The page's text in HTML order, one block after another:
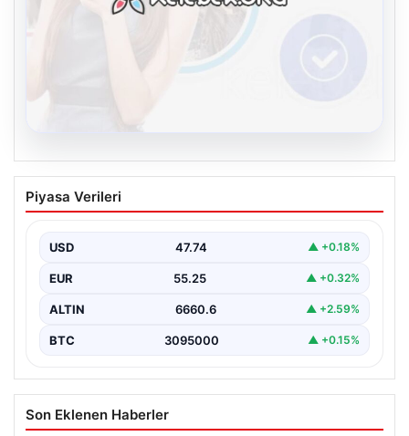
Kelebek sohbet platformu İle Dijital
İletişimin Güvenli Adresi Ve Muhabbet
Sanal ortamında bireylerin seviyeli bir tarzda bağlantı
Günümüzde…
Piyasa Verileri
USD 47.74 ▲ +0.18%
EUR 55.25 ▲ +0.32%
ALTIN 6660.6 ▲ +2.59%
BTC 3095000 ▲ +0.15%
Son Eklenen Haberler